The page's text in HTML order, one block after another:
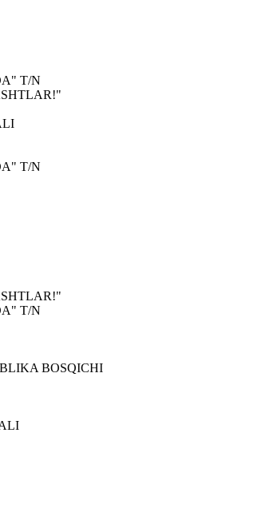
T/N
T/N
T/N
BOSQICHI